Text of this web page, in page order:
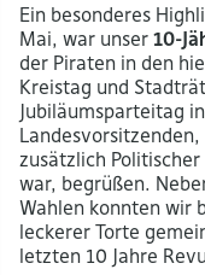
Ein besonderes
Mai, war unser 10-
der Piraten in den
Kreistag und
Jubiläumsparteitag
zusätzlich
war, begrüßen.
Wahlen konnten wir
leckerer Torte
letzten 10 Jahre